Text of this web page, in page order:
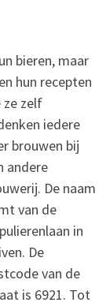
bieren, maar
hun recepten
ze zelf
iedere
brouwen bij
andere
De naam
van de
in
De
van de
is 6921. Tot